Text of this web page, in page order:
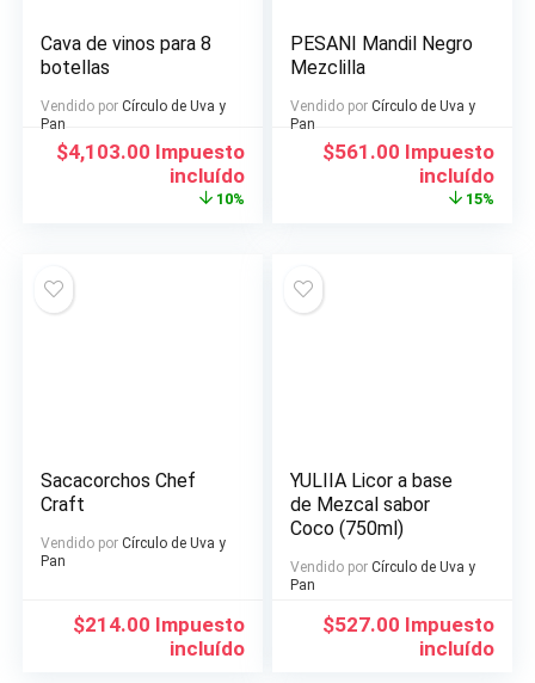
Cava de vinos para 8
botellas
Vendido por Círculo de Uva y
Pan
El
$4,103.00El
precio
actual
Impuesto
incluído
10%
PESANI Mandil Negro
Mezclilla
Vendido por Círculo de Uva y
Pan
El
$561.00El
precio
actual
Impuesto
incluído
15%
Sacacorchos Chef
Craft
Vendido por Círculo de Uva y
Pan
$214.00 Impuesto
incluído
YULIIA Licor a base
de Mezcal sabor
Coco (750ml)
Vendido por Círculo de Uva y
Pan
$527.00 Impuesto
incluído